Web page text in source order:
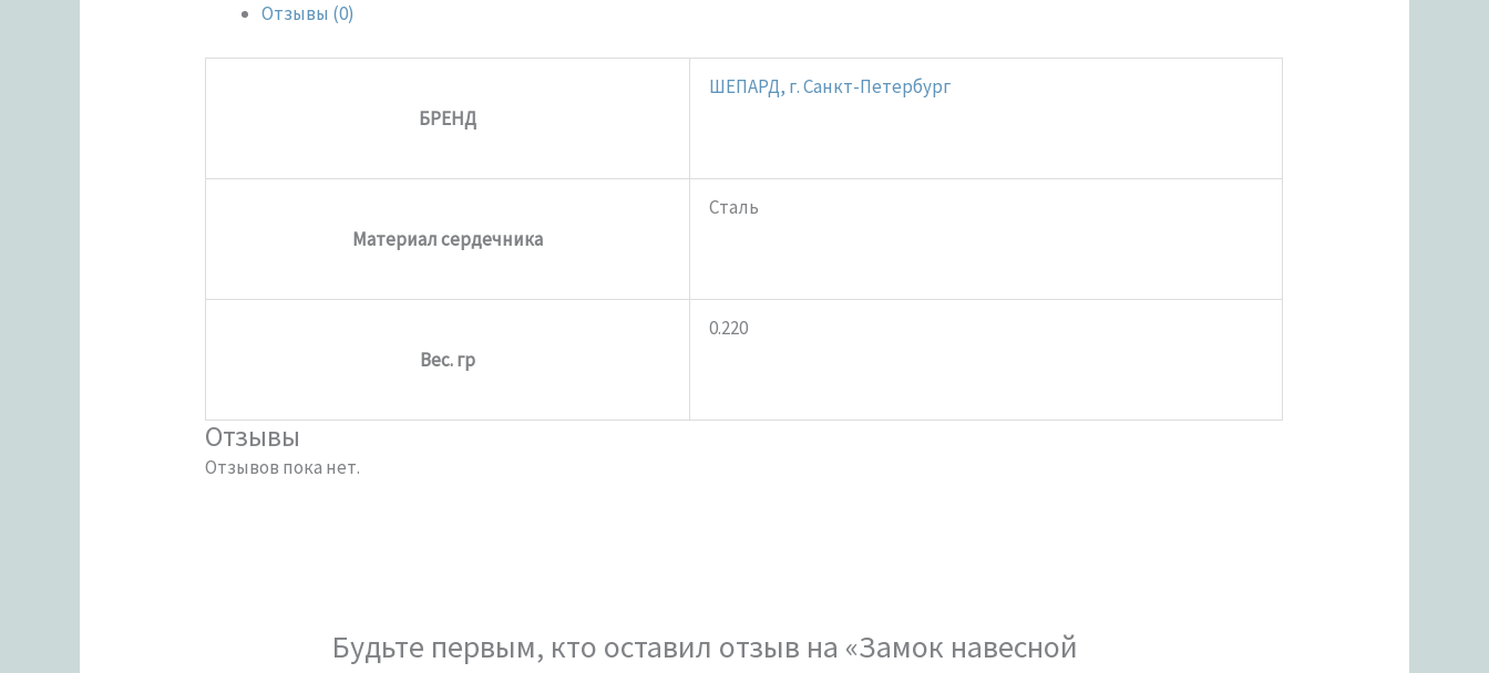
Отзывы (0)
БРЕНД
ШЕПАРД, г. Санкт-Петербург
Материал сердечника
Сталь
Вес. гр
0.220
Отзывы
Отзывов пока нет.
Будьте первым, кто оставил отзыв на «Замок навесной